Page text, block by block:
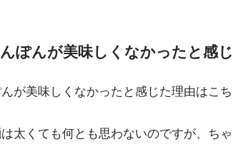
ぽんが美味しくなかったと感
が美味しくなかったと感じた理由はこ
は太くても何とも思わないのですが、ち